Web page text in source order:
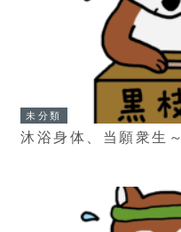
未分類
沐浴身体、当願衆生～